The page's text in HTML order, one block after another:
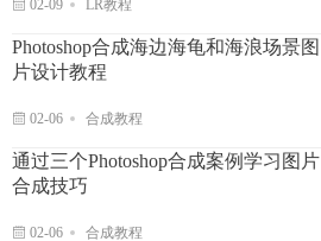
02-09 LR教程
Photoshop合成海边海龟和海浪场景图
片设计教程
02-06 合成教程
通过三个Photoshop合成案例学习图片
合成技巧
02-06 合成教程